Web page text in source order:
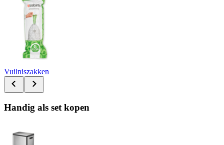
Vuilniszakken
Handig als set kopen